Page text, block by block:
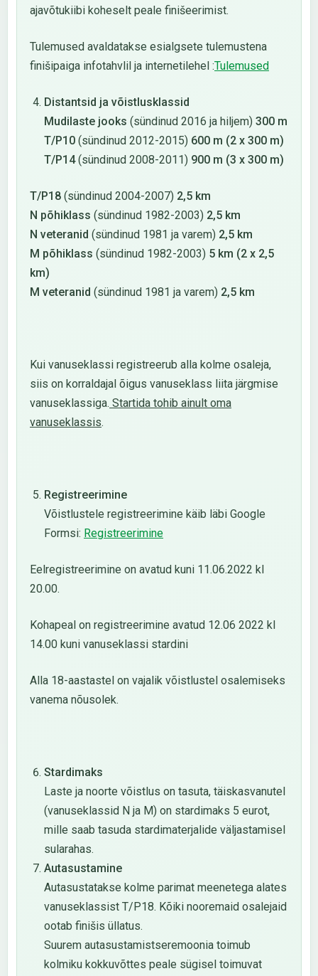
ajavõtukiibi koheselt peale finišeerimist.
Tulemused avaldatakse esialgsete tulemustena
finišipaiga infotahvlil ja internetilehel :Tulemused
Distantsid ja võistlusklassid
Mudilaste jooks (sündinud 2016 ja hiljem) 300 m
T/P10 (sündinud 2012-2015) 600 m (2 x 300 m)
T/P14(sündinud 2008-2011) 900 m (3 x 300 m)
T/P18 (sündinud 2004-2007) 2,5 km
N põhiklass (sündinud 1982-2003) 2,5 km
N veteranid (sündinud 1981 ja varem) 2,5 km
M põhiklass (sündinud 1982-2003) 5 km (2 x 2,5
km)
M veteranid (sündinud 1981 ja varem) 2,5 km
Kui vanuseklassi registreerub alla kolme osaleja,
siis on korraldajal õigus vanuseklass liita järgmise
vanuseklassiga. Startida tohib ainult oma
vanuseklassis.
Registreerimine
Võistlustele registreerimine käib läbi Google
Formsi: Registreerimine
Eelregistreerimine on avatud kuni 11.06.2022 kl
20.00.
Kohapeal on registreerimine avatud 12.06 2022 kl
14.00 kuni vanuseklassi stardini
Alla 18-aastastel on vajalik võistlustel osalemiseks
vanema nõusolek.
Stardimaks
Laste ja noorte võistlus on tasuta, täiskasvanutel
(vanuseklassid N ja M) on stardimaks 5 eurot,
mille saab tasuda stardimaterjalide väljastamisel
sularahas.
Autasustamine
Autasustatakse kolme parimat meenetega alates
vanuseklassist T/P18. Kõiki nooremaid osalejaid
ootab finišis üllatus.
Suurem autasustamistseremoonia toimub
kolmiku kokkuvõttes peale sügisel toimuvat